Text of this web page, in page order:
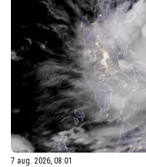
7 aug. 2026, 08:01